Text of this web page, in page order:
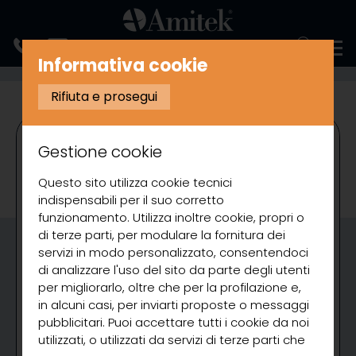
REFRIGERAZIONE SALADETTE SALADETTE REFRIGERATE
Informativa cookie
Rifiuta e prosegui
Gestione cookie
Questo sito utilizza cookie tecnici
indispensabili per il suo corretto
funzionamento. Utilizza inoltre cookie, propri o
di terze parti, per modulare la fornitura dei
servizi in modo personalizzato, consentendoci
di analizzare l'uso del sito da parte degli utenti
per migliorarlo, oltre che per la profilazione e,
in alcuni casi, per inviarti proposte o messaggi
pubblicitari. Puoi accettare tutti i cookie da noi
utilizzati, o utilizzati da servizi di terze parti che